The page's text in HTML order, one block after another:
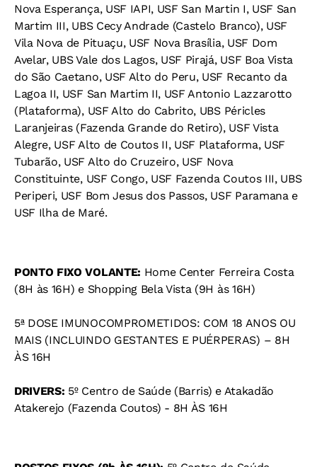
Nova Esperança, USF IAPI, USF San Martin I, USF San
Martim III, UBS Cecy Andrade (Castelo Branco), USF
Vila Nova de Pituaçu, USF Nova Brasília, USF Dom
Avelar, UBS Vale dos Lagos, USF Pirajá, USF Boa Vista
do São Caetano, USF Alto do Peru, USF Recanto da
Lagoa II, USF San Martim II, USF Antonio Lazzarotto
(Plataforma), USF Alto do Cabrito, UBS Péricles
Laranjeiras (Fazenda Grande do Retiro), USF Vista
Alegre, USF Alto de Coutos II, USF Plataforma, USF
Tubarão, USF Alto do Cruzeiro, USF Nova
Constituinte, USF Congo, USF Fazenda Coutos III, UBS
Periperi, USF Bom Jesus dos Passos, USF Paramana e
USF Ilha de Maré.
PONTO FIXO VOLANTE: Home Center Ferreira Costa
(8H às 16H) e Shopping Bela Vista (9H às 16H)
5ª DOSE IMUNOCOMPROMETIDOS: COM 18 ANOS OU
MAIS (INCLUINDO GESTANTES E PUÉRPERAS) – 8H
ÀS 16H
DRIVERS: 5º Centro de Saúde (Barris) e Atakadão
Atakerejo (Fazenda Coutos) - 8H ÀS 16H